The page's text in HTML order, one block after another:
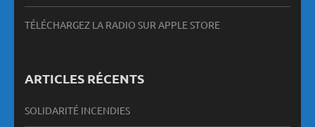
TÉLÉCHARGEZ LA RADIO SUR APPLE STORE
ARTICLES RÉCENTS
SOLIDARITÉ INCENDIES